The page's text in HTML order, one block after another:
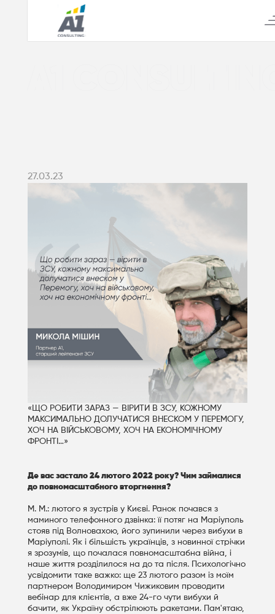
27.03.23
«ЩО РОБИТИ ЗАРАЗ — ВІРИТИ В ЗСУ, КОЖНОМУ
МАКСИМАЛЬНО ДОЛУЧАТИСЯ ВНЕСКОМ У ПЕРЕМОГУ,
ХОЧ НА ВІЙСЬКОВОМУ, ХОЧ НА ЕКОНОМІЧНОМУ
ФРОНТІ…»
Де вас застало 24 лютого 2022 року? Чим займалися
до повномасштабного вторгнення?
М. М.: лютого я зустрів у Києві. Ранок почався з
маминого телефонного дзвінка: її потяг на Маріуполь
стояв під Волновахою, його зупинили через вибухи в
Маріуполі. Як і більшість українців, з новинної стрічки
я зрозумів, що почалася повномасштабна війна, і
наше життя розділилося на до та після. Психологічно
усвідомити таке важко: ще 23 лютого разом із моїм
партнером Володимиром Чижиковим проводити
вебінар для клієнтів, а вже 24-го чути вибухи й
бачити, як Україну обстрілюють ракетами. Пам'ятаю,